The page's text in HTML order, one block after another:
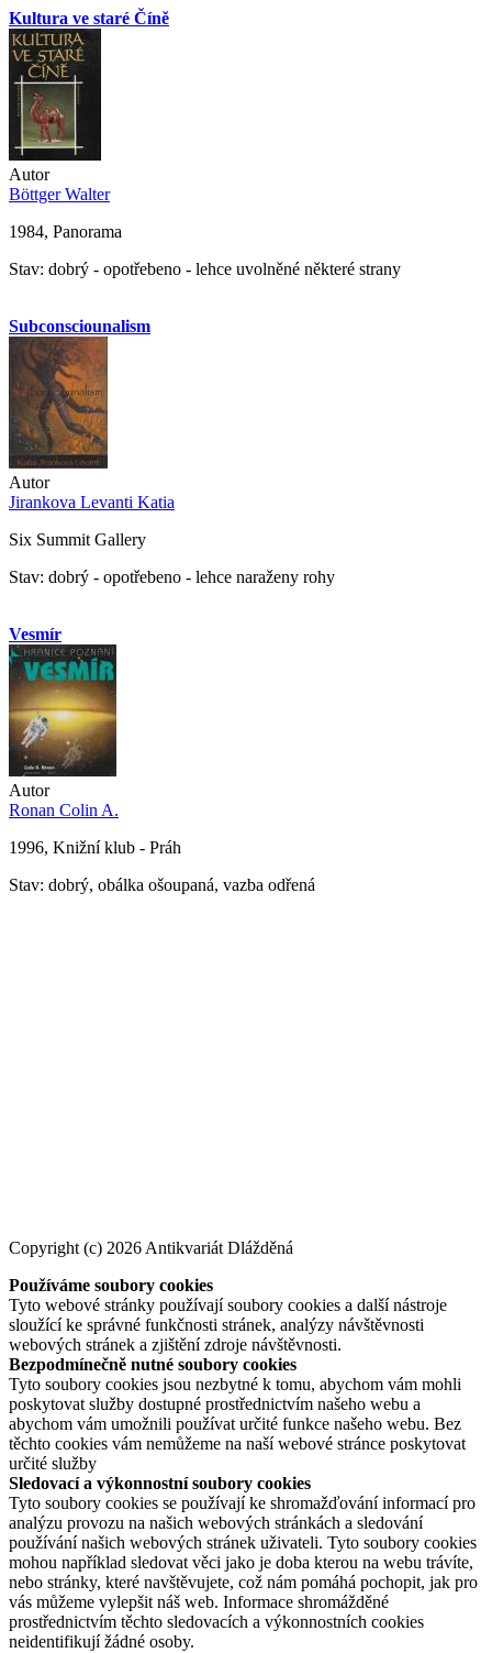
Kultura ve staré Číně
Autor
Böttger Walter
1984, Panorama
Stav: dobrý - opotřebeno - lehce uvolněné některé strany
Subconsciounalism
Autor
Jirankova Levanti Katia
Six Summit Gallery
Stav: dobrý - opotřebeno - lehce naraženy rohy
Vesmír
Autor
Ronan Colin A.
1996, Knižní klub - Práh
Stav: dobrý, obálka ošoupaná, vazba odřená
Copyright (c) 2026 Antikvariát Dlážděná
Používáme soubory cookies
Tyto webové stránky používají soubory cookies a další nástroje
sloužící ke správné funkčnosti stránek, analýzy návštěvnosti
webových stránek a zjištění zdroje návštěvnosti.
Bezpodmínečně nutné soubory cookies
Tyto soubory cookies jsou nezbytné k tomu, abychom vám mohli
poskytovat služby dostupné prostřednictvím našeho webu a
abychom vám umožnili používat určité funkce našeho webu. Bez
těchto cookies vám nemůžeme na naší webové stránce poskytovat
určité služby
Sledovací a výkonnostní soubory cookies
Tyto soubory cookies se používají ke shromažďování informací pro
analýzu provozu na našich webových stránkách a sledování
používání našich webových stránek uživateli. Tyto soubory cookies
mohou například sledovat věci jako je doba kterou na webu trávíte,
nebo stránky, které navštěvujete, což nám pomáhá pochopit, jak pro
vás můžeme vylepšit náš web. Informace shromážděné
prostřednictvím těchto sledovacích a výkonnostních cookies
neidentifikují žádné osoby.